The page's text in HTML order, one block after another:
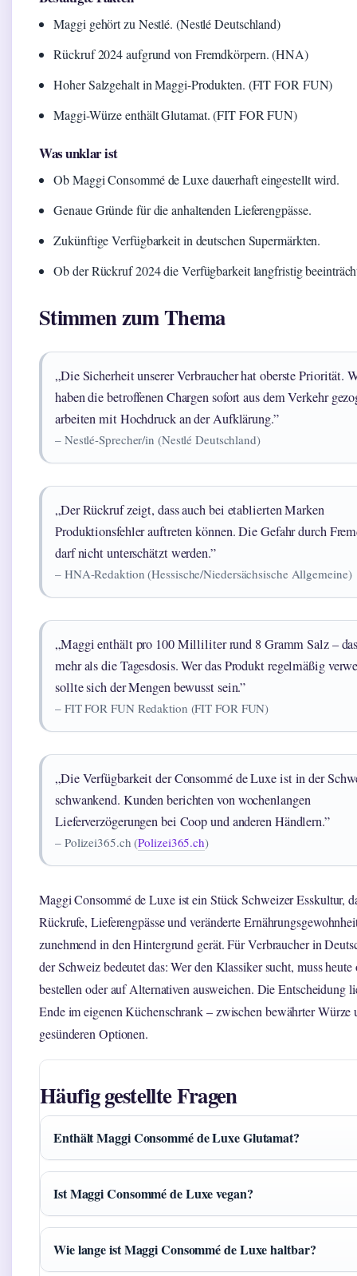
Maggi gehört zu Nestlé. (Nestlé Deutschland)
Rückruf 2024 aufgrund von Fremdkörpern. (HNA)
Hoher Salzgehalt in Maggi-Produkten. (FIT FOR FUN)
Maggi-Würze enthält Glutamat. (FIT FOR FUN)
Was unklar ist
Ob Maggi Consommé de Luxe dauerhaft eingestellt wird.
Genaue Gründe für die anhaltenden Lieferengpässe.
Zukünftige Verfügbarkeit in deutschen Supermärkten.
Ob der Rückruf 2024 die Verfügbarkeit langfristig
Stimmen zum Thema
„Die Sicherheit unserer Verbraucher hat oberste Priorität.
haben die betroffenen Chargen sofort aus dem Verkehr
arbeiten mit Hochdruck an der Aufklärung.”
– Nestlé-Sprecher/in (Nestlé Deutschland)
„Der Rückruf zeigt, dass auch bei etablierten Marken
Produktionsfehler auftreten können. Die Gefahr durch
darf nicht unterschätzt werden.”
– HNA-Redaktion (Hessische/Niedersächsische Allgemeine)
„Maggi enthält pro 100 Milliliter rund 8 Gramm Salz –
mehr als die Tagesdosis. Wer das Produkt regelmäßig
sollte sich der Mengen bewusst sein.”
– FIT FOR FUN Redaktion (FIT FOR FUN)
„Die Verfügbarkeit der Consommé de Luxe ist in der
schwankend. Kunden berichten von wochenlangen
Lieferverzögerungen bei Coop und anderen Händlern.”
– Polizei365.ch (Polizei365.ch)
Maggi Consommé de Luxe ist ein Stück Schweizer Esskultur,
Rückrufe, Lieferengpässe und veränderte
zunehmend in den Hintergrund gerät. Für Verbraucher in
der Schweiz bedeutet das: Wer den Klassiker sucht, muss heute
bestellen oder auf Alternativen ausweichen. Die Entscheidung
Ende im eigenen Küchenschrank – zwischen bewährter Würze
gesünderen Optionen.
Häufig gestellte Fragen
Enthält Maggi Consommé de Luxe Glutamat?
Ist Maggi Consommé de Luxe vegan?
Wie lange ist Maggi Consommé de Luxe haltbar?